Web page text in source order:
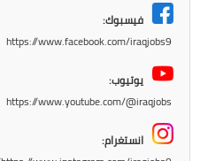
فيسبوك:
https://www.facebook.com/iraqjobs9
يوتيوب:
https://www.youtube.com/@iraqjobs
انستغرام: